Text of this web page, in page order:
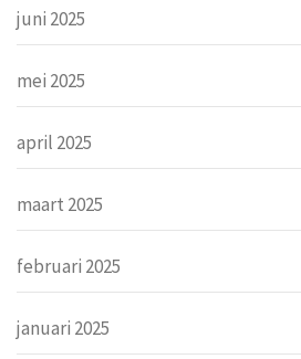
juni 2025
mei 2025
april 2025
maart 2025
februari 2025
januari 2025